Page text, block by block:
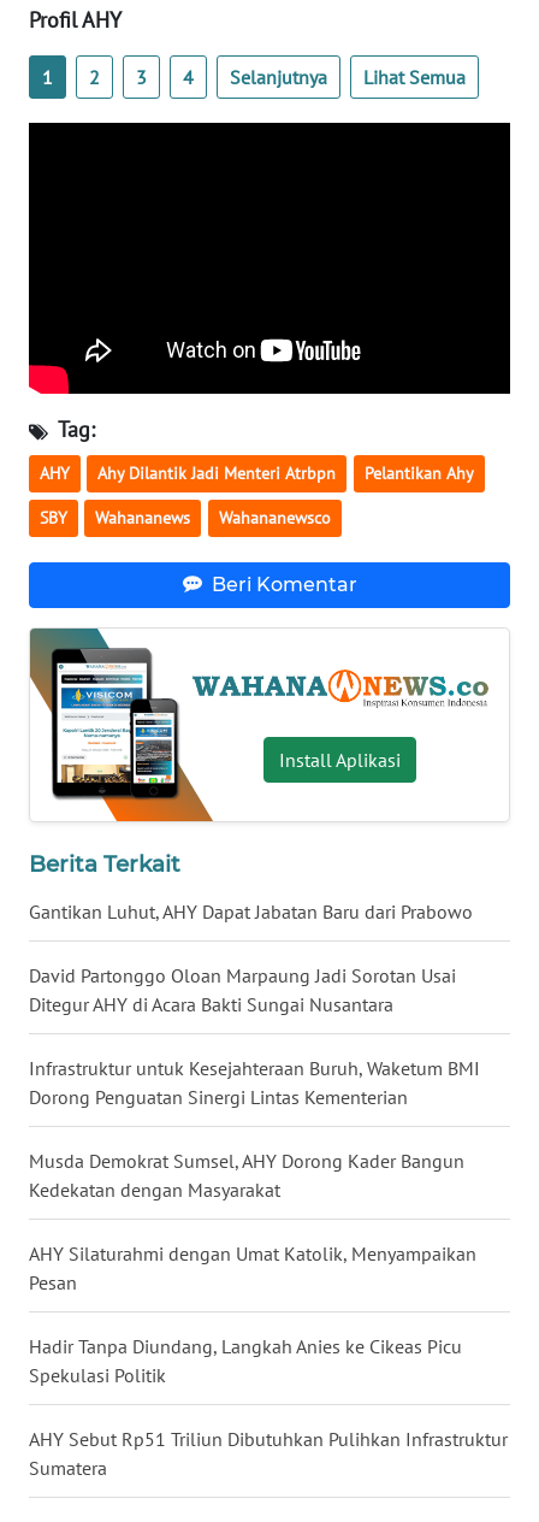
Profil AHY
1 2 3 4 Selanjutnya Lihat Semua
Tag:
AHY Ahy Dilantik Jadi Menteri Atrbpn Pelantikan Ahy
SBY Wahananews Wahananewsco
Beri Komentar
Install Aplikasi
Berita Terkait
Gantikan Luhut, AHY Dapat Jabatan Baru dari Prabowo
David Partonggo Oloan Marpaung Jadi Sorotan Usai
Ditegur AHY di Acara Bakti Sungai Nusantara
Infrastruktur untuk Kesejahteraan Buruh, Waketum BMI
Dorong Penguatan Sinergi Lintas Kementerian
Musda Demokrat Sumsel, AHY Dorong Kader Bangun
Kedekatan dengan Masyarakat
AHY Silaturahmi dengan Umat Katolik, Menyampaikan
Pesan
Hadir Tanpa Diundang, Langkah Anies ke Cikeas Picu
Spekulasi Politik
AHY Sebut Rp51 Triliun Dibutuhkan Pulihkan Infrastruktur
Sumatera
WN
WN
KEPRI
WN
RIAU
SERAMBI
WN
SULTRA
WN
NTB
SULTENG
WN
WN
SUMBAR
WN
SUMSEL
BENGKULU
WN
LAMPUNG
WN